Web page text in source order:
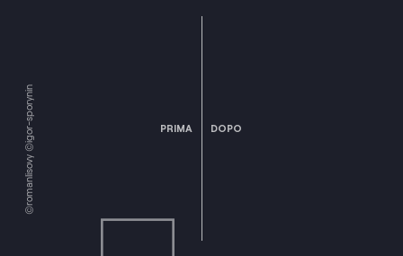
PRIMA DOPO
©romanlisovy ©igor-sporynin